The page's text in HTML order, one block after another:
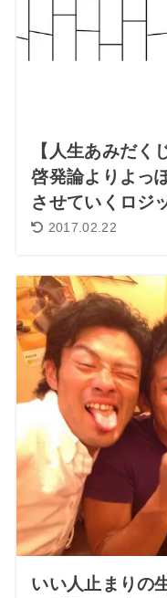
【人生あみだく
啓発論よりよっ
させていくロジ
2017.02.22
いい人止まりの